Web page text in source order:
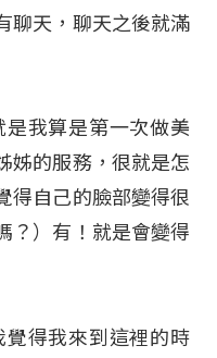
聊天，聊天之後就滿
我算是第一次做美
姊的服務，很就是怎
得自己的臉部變得很
？）有！就是會變得
得我來到這裡的時